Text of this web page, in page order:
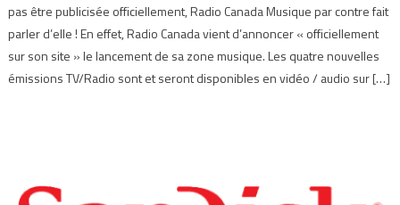
pas être publicisée officiellement, Radio Canada Musique par contre fait
parler d’elle ! En effet, Radio Canada vient d’annoncer « officiellement
sur son site » le lancement de sa zone musique. Les quatre nouvelles
émissions TV/Radio sont et seront disponibles en vidéo / audio sur […]